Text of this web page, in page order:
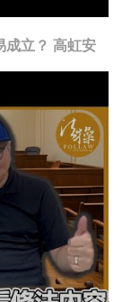
成立？ 高虹安